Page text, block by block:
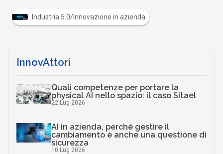
Industria 5.0/Innovazione in azienda
InnovAttori
Quali competenze per portare la
physical AI nello spazio: il caso Sitael
22 Lug 2026
AI in azienda, perché gestire il
cambiamento è anche una questione di
sicurezza
10 Lug 2026